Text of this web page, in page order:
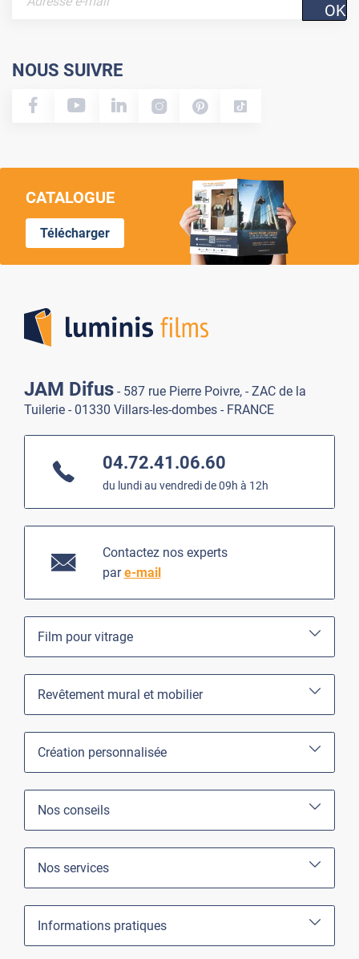
OK
NOUS SUIVRE
CATALOGUE
Télécharger
JAM Difus - 587 rue Pierre Poivre, - ZAC de la
Tuilerie - 01330 Villars-les-dombes - FRANCE
04.72.41.06.60
du lundi au vendredi de 09h à 12h
Contactez nos experts
pare-mail
Film pour vitrage
Revêtement mural et mobilier
Création personnalisée
Nos conseils
Nos services
Informations pratiques